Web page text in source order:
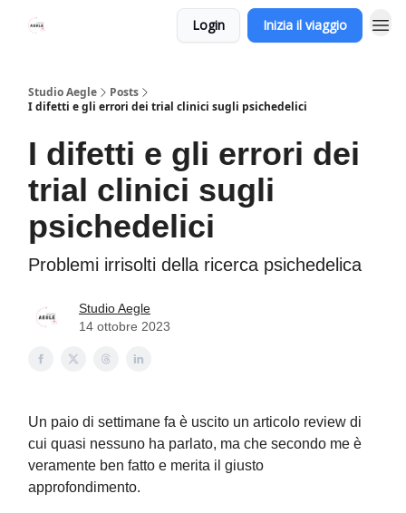
Login Inizia il viaggio
Studio Aegle
Posts
I difetti e gli errori dei trial clinici sugli psichedelici
I difetti e gli errori dei
trial clinici sugli
psichedelici
Problemi irrisolti della ricerca psichedelica
Studio Aegle
14 ottobre 2023
Un paio di settimane fa è uscito un articolo review di
cui quasi nessuno ha parlato, ma che secondo me è
veramente ben fatto e merita il giusto
approfondimento.